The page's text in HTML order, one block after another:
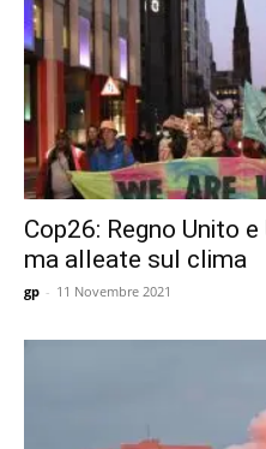
Cop26: Regno Unito
ma alleate sul clima
gp - 11 Novembre 2021